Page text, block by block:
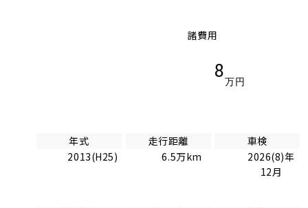
諸費用
8
万円
年式
2013(H25)
走行距離
6.5万km
車検
2026(8)年
12月